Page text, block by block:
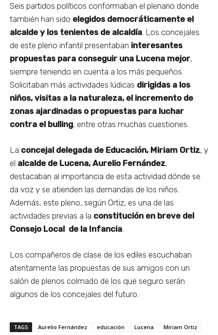
Seis partidos políticos conformaban el plenario donde
también han sido elegidos democráticamente el
alcalde y los tenientes de alcaldía . Los concejales
de este pleno infantil presentaban interesantes
propuestas para conseguir una Lucena mejor,
siempre teniendo en cuenta a los más pequeños.
Solicitaban más actividades lúdicas dirigidas a los
niños, visitas a la naturaleza, el incremento de
zonas ajardinadas o propuestas para luchar
contra el bulling, entre otras muchas cuestiones.
La concejal delegada de Educación, Miriam Ortiz, y
el alcalde de Lucena, Aurelio Fernández,
destacaban al importancia de esta actividad dónde se
da voz y se atienden las demandas de los niños.
Además, este pleno, según Ortiz, es una de las
actividades previas a la constitución en breve del
Consejo Local de la Infancia
Los compañeros de clase de los ediles escuchaban
atentamente las propuestas de sus amigos con un
salón de plenos colmado de los que seguro serán
algunos de los concejales del futuro.
TAGS Aurelio Fernández educación Lucena
Miriam Ortiz